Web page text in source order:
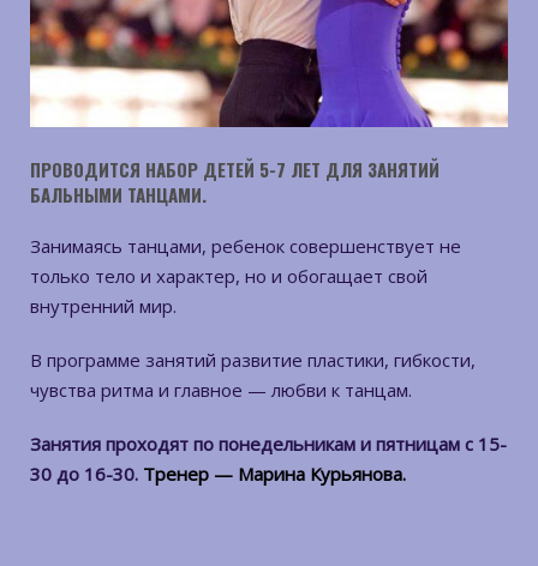
ПРОВОДИТСЯ НАБОР ДЕТЕЙ 5-7 ЛЕТ ДЛЯ ЗАНЯТИЙ
БАЛЬНЫМИ ТАНЦАМИ.
Занимаясь танцами, ребенок совершенствует не
только тело и характер, но и обогащает свой
внутренний мир.
В программе занятий развитие пластики, гибкости,
чувства ритма и главное — любви к танцам.
Занятия проходят по понедельникам и пятницам с 15-
30 до 16-30. Тренер — Марина Курьянова.